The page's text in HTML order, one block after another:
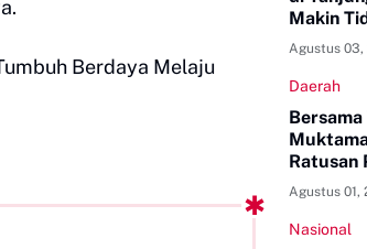
Berdaya Melaju
Makin
Agustus 03,
Daerah
Ratusan
Agustus 01,
Nasional